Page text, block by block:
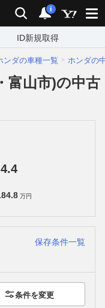
検索 通知
i
ID新規取得
ンダの車種一覧 ホンダの
富山市)の中古
4.4
万円
保存条件一覧
条件を変更